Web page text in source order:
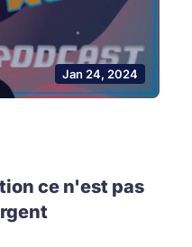
Jan 24, 2024
ce n'est pas